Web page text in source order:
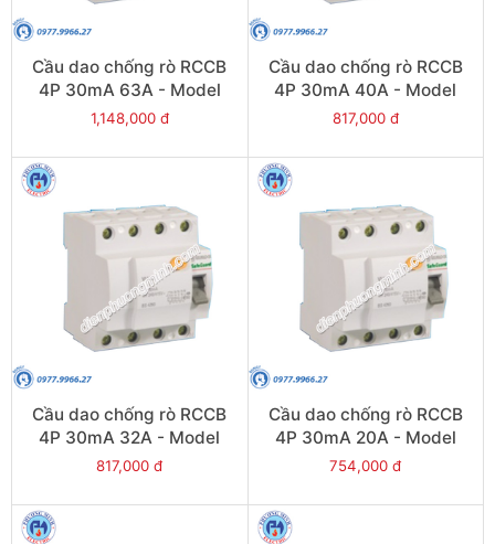
Cầu dao chống rò RCCB
4P 30mA 63A - Model
VLL45N/4063/030
1,148,000 đ
Cầu dao chống rò RCCB
4P 30mA 40A - Model
VLL45N/4040/030
817,000 đ
Cầu dao chống rò RCCB
4P 30mA 32A - Model
VLL45N/4032/030
817,000 đ
Cầu dao chống rò RCCB
4P 30mA 20A - Model
VLL45N/4020/030
754,000 đ